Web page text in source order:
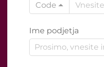
Code
Ime podjetja